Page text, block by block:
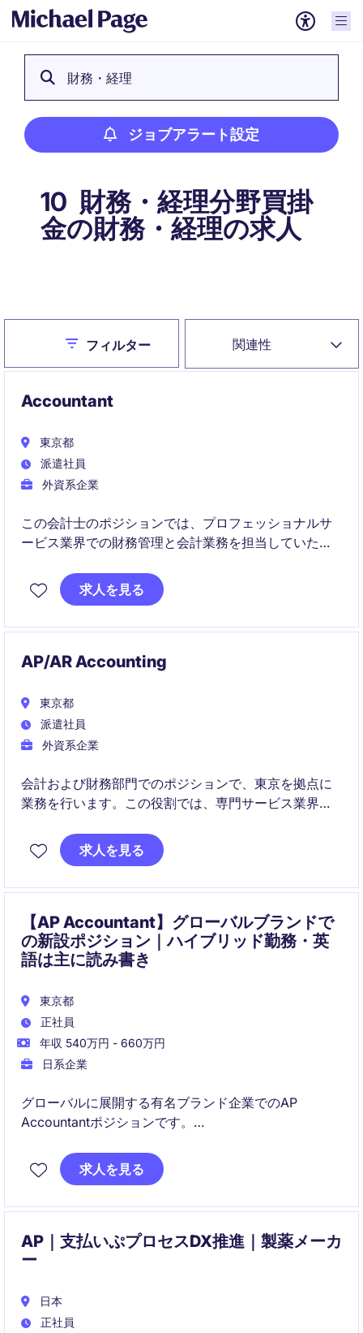
財務・経理
ジョブアラート設定
10 財務・経理分野買掛
金の財務・経理の求人
関連性
Closeフィルター
Accountant
東京都
派遣社員
外資系企業
この会計士のポジションでは、プロフェッショナルサ
ービス業界での財務管理と会計業務を担当していただ
計プロセスの効率化に貢献していただける方を募集し
ています。
求人を見る
AP/AR Accounting
東京都
派遣社員
外資系企業
会計および財務部門でのポジションで、東京を拠点に
業務を行います。この役割では、専門サービス業界で
求人を見る
【AP Accountant】グローバルブランドで
の新設ポジション｜ハイブリッド勤務・英
語は主に読み書き
東京都
正社員
年収 540万円 - 660万円
日系企業
グローバルに展開する有名ブランド企業でのAP
Accountantポジションです。
東京に拠点を置く小売業の企業で、経理および買掛金
管理業務を担当していただきます。
通じ、財務部門の運営を支援します。
求人を見る
AP｜支払いぷプロセスDX推進｜製薬メーカ
ー
日本
正社員